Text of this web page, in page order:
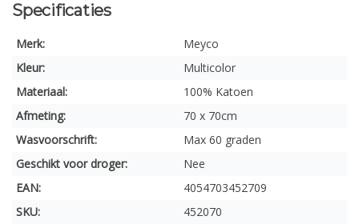
Specificaties
Merk:
Meyco
Kleur:
Multicolor
Materiaal:
100% Katoen
Afmeting:
70 x 70cm
Wasvoorschrift:
Max 60 graden
Geschikt voor droger:
Nee
EAN:
4054703452709
SKU:
452070